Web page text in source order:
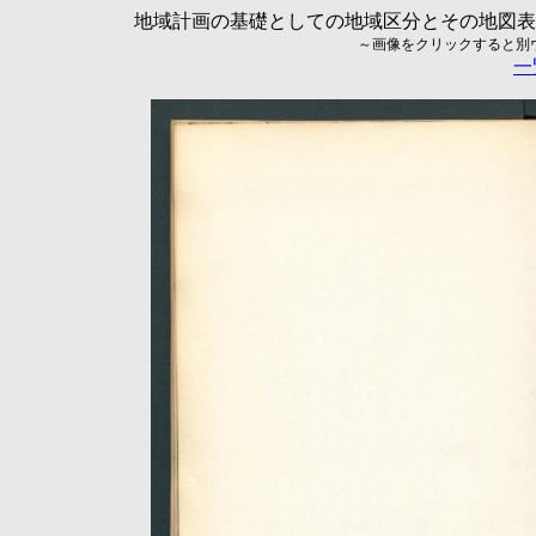
地域計画の基礎としての地域区分とその地
～画像をクリックすると
一